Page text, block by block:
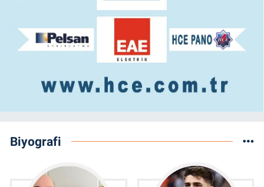
Biyografi